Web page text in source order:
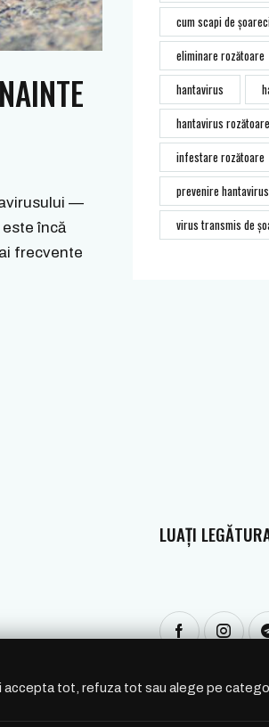
—
încă
frecvente
cum scapi de
eliminare rozătoare
hantavirus
hantavirus rozătoare
infestare rozătoare
prevenire hantavirus
virus transmis de
LUAȚI
accepta tot, refuza tot sau alege pe